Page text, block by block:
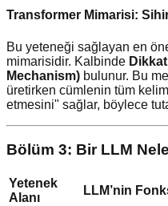
Transformer Mimarisi:
Bu yeteneği sağlayan en
mimarisidir. Kalbinde
Mechanism) bulunur. Bu
üretirken cümlenin tüm
etmesini" sağlar, böylece
Bölüm 3: Bir LLM
Yetenek
Alanı
LLM’nin